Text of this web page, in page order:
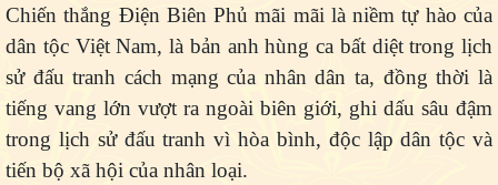
Chiến thắng Điện Biên Phủ mãi mãi là niềm tự hào của
dân tộc Việt Nam, là bản anh hùng ca bất diệt trong lịch
sử đấu tranh cách mạng của nhân dân ta, đồng thời là
tiếng vang lớn vượt ra ngoài biên giới, ghi dấu sâu đậm
trong lịch sử đấu tranh vì hòa bình, độc lập dân tộc và
tiến bộ xã hội của nhân loại.